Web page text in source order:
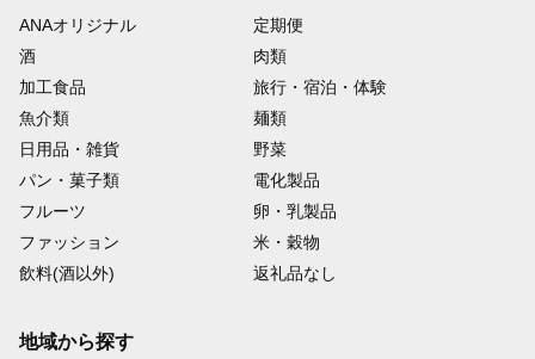
ANAオリジナル
定期便
酒
肉類
加工食品
旅行・宿泊・体験
魚介類
麺類
日用品・雑貨
野菜
パン・菓子類
電化製品
フルーツ
卵・乳製品
ファッション
米・穀物
飲料(酒以外)
返礼品なし
地域から探す